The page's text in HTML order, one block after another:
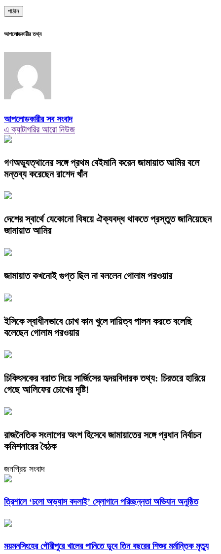
আপলোডকারীর তথ্য
আপলোডকারীর সব সংবাদ
এ ক্যাটাগরির আরো নিউজ
গণঅভ্যুত্থানের সঙ্গে প্রথম বেইমানি করেন জামায়াত আমির বলে
মন্তব্য করেছেন রাশেদ খাঁন
দেশের স্বার্থে যেকোনো বিষয়ে ঐক্যবদ্ধ থাকতে প্রস্তুত জানিয়েছেন
জামায়াত আমির
জামায়াত কখনোই গুপ্ত ছিল না বললেন গোলাম পরওয়ার
ইসিকে স্বাধীনভাবে চোখ কান খুলে দায়িত্ব পালন করতে বলেছি
বলেছেন গোলাম পরওয়ার
চিকিৎসকের বরাত দিয়ে সার্জিসের হৃদয়বিদারক তথ্য: চিরতরে হারিয়ে
গেছে আলিফের চোখের দৃষ্টি!
রাজনৈতিক সংলাপের অংশ হিসেবে জামায়াতের সঙ্গে প্রধান নির্বাচন
কমিশনারের বৈঠক
জনপ্রিয় সংবাদ
‎ত্রিশালে ‘চলো অভ্যাস বদলাই’ স্লোগানে পরিচ্ছন্নতা অভিযান অনুষ্ঠিত
ময়মনসিংহের গৌরীপুরে খালের পানিতে ডুবে তিন বছরের শিশুর মর্মান্তিক মৃত্যু